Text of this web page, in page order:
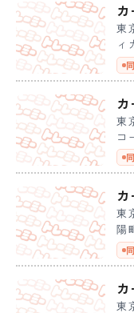
東
ィ
東
コ
東
陽
東